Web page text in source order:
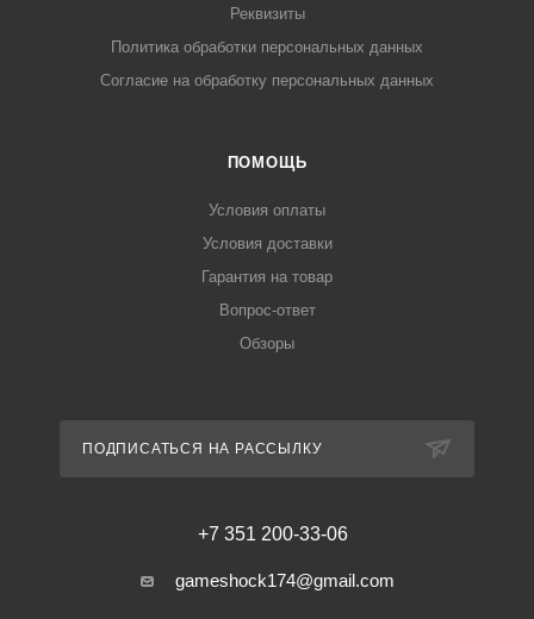
Реквизиты
Политика обработки персональных данных
Согласие на обработку персональных данных
ПОМОЩЬ
Условия оплаты
Условия доставки
Гарантия на товар
Вопрос-ответ
Обзоры
ПОДПИСАТЬСЯ НА РАССЫЛКУ
+7 351 200-33-06
gameshock174@gmail.com